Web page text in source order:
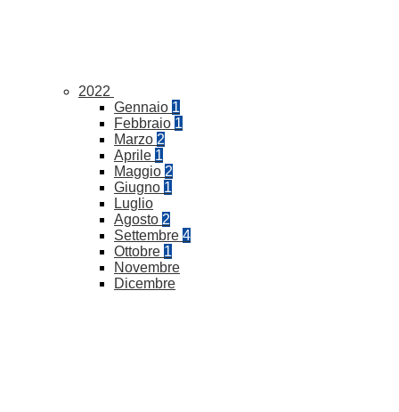
2022
Gennaio 1
Febbraio 1
Marzo 2
Aprile 1
Maggio 2
Giugno 1
Luglio
Agosto 2
Settembre 4
Ottobre 1
Novembre
Dicembre